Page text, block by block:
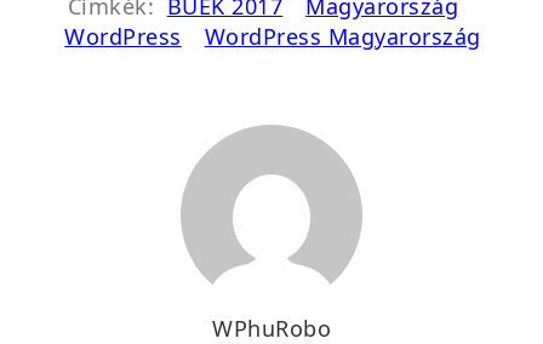
WordPress
WordPress Magyarország
WPhuRobo